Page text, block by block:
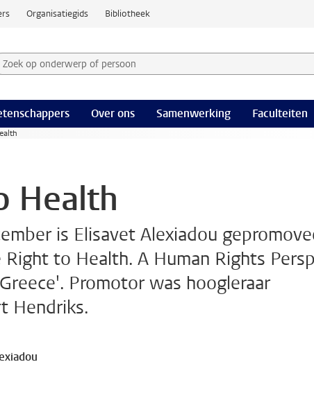
Organisatiegids Bibliotheek
op onderwerp of persoon en selecteer categorie
Over ons Samenwerking Faculteiten
Health
is Elisavet Alexiadou
Right to Health. A Human Rights
Promotor was hoogleraar
Hendriks.